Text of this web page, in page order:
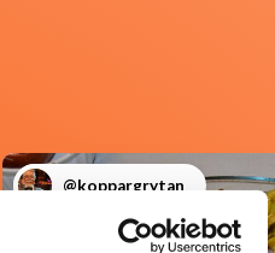
@koppargrytan